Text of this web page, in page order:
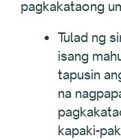
pagkakataong
Tulad ng
isang
tapusin
na
kapaki-